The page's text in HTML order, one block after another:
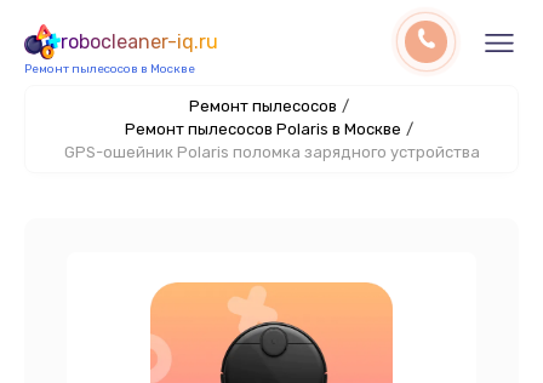
robocleaner-iq.ru
Ремонт пылесосов в Москве
Ремонт пылесосов /
Ремонт пылесосов Polaris в Москве /
GPS-ошейник Polaris поломка зарядного устройства